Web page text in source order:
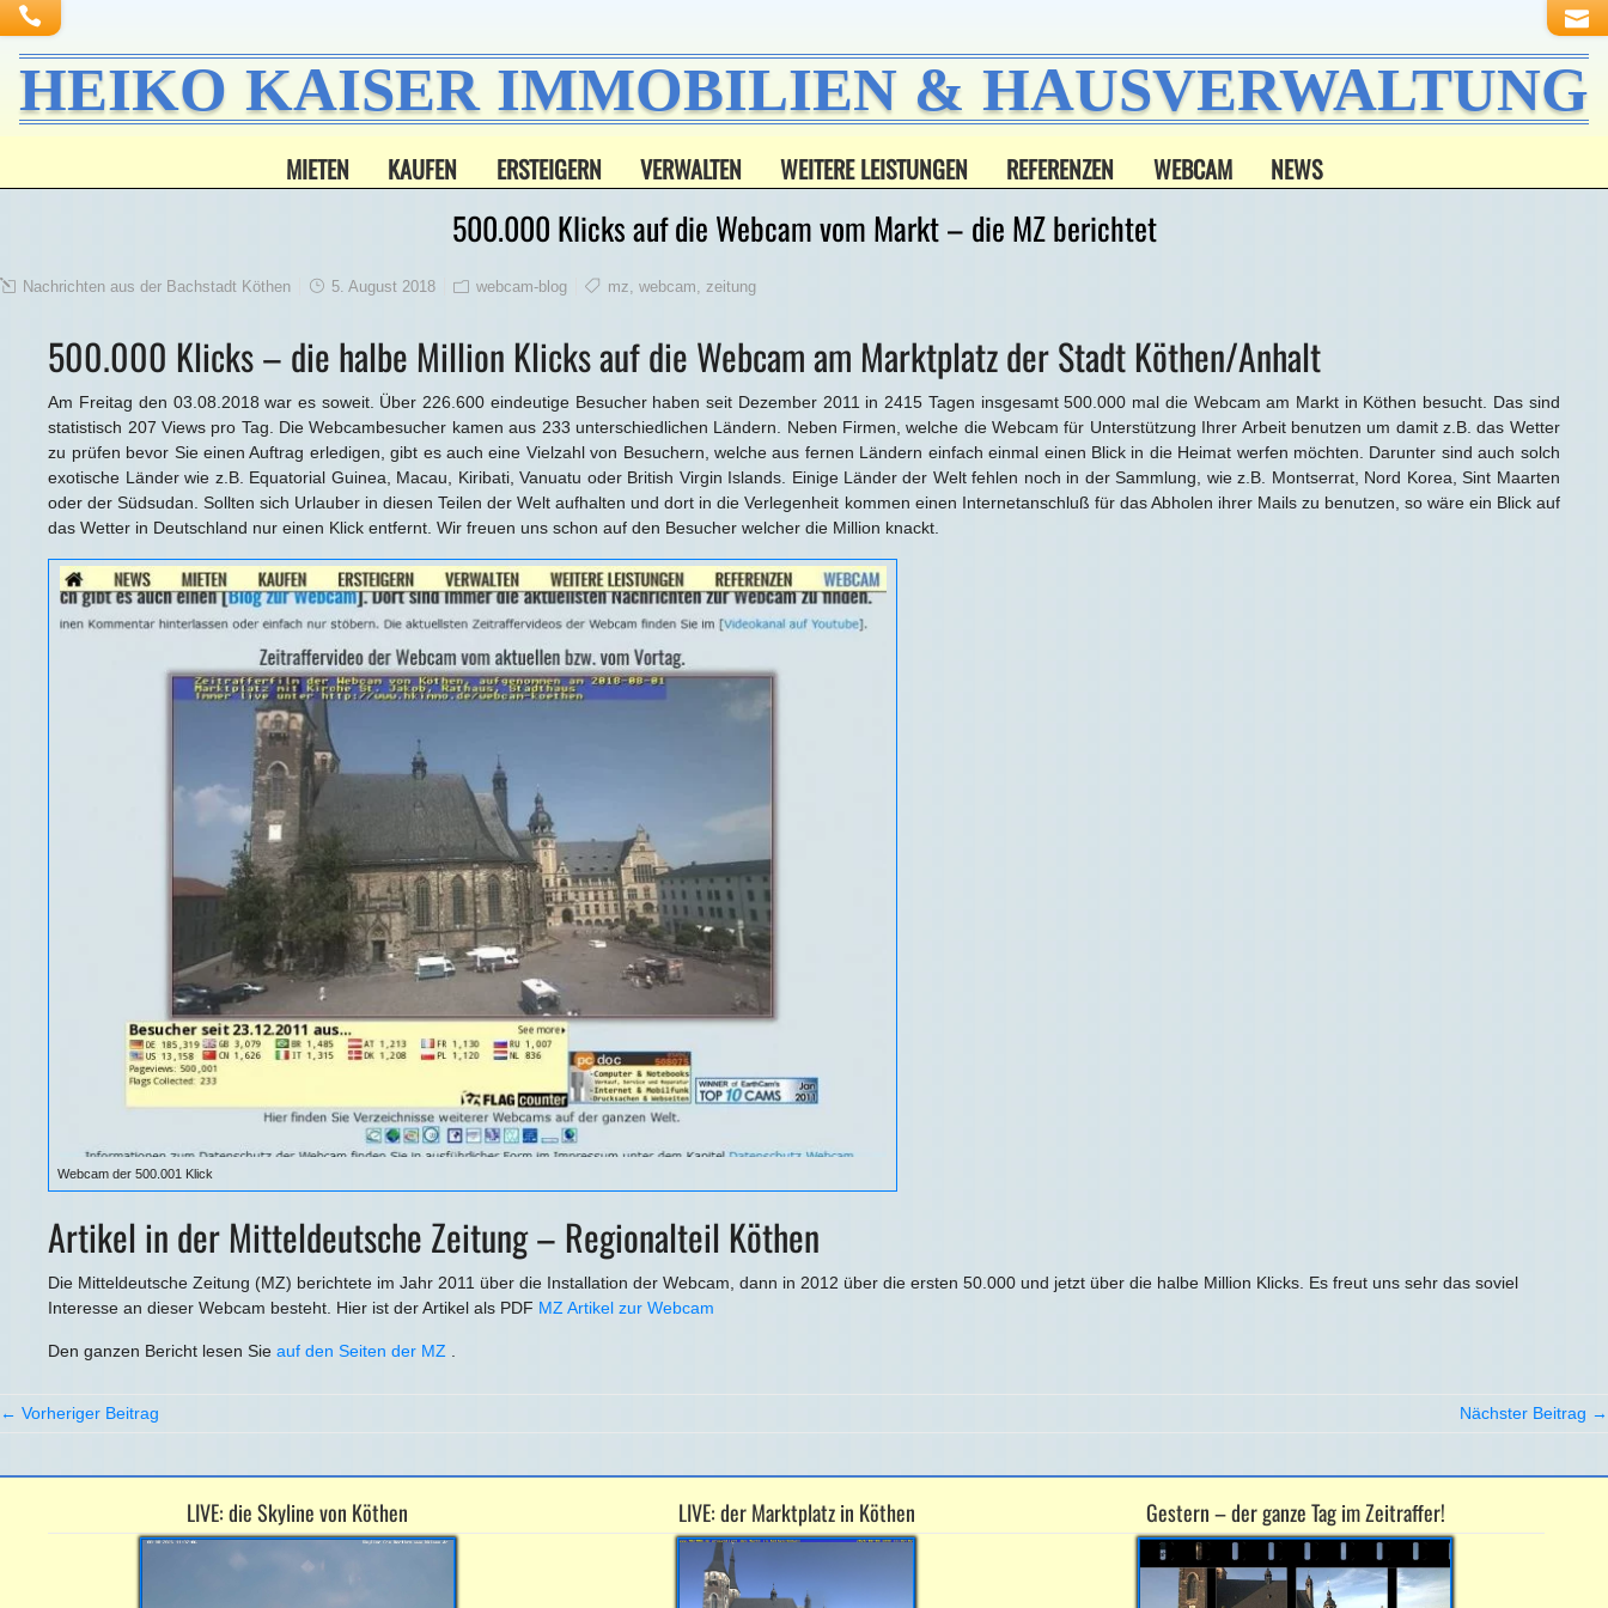
HEIKO KAISER IMMOBILIEN & HAUSVERWALTUNG
MIETEN KAUFEN ERSTEIGERN VERWALTEN WEITERE LEISTUNGEN REFERENZEN WEBCAM NEWS
500.000 Klicks auf die Webcam vom Markt – die MZ berichtet
Nachrichten aus der Bachstadt Köthen 5. August 2018 webcam-blog mz, webcam, zeitung
500.000 Klicks – die halbe Million Klicks auf die Webcam am Marktplatz der Stadt Köthen/Anhalt
Am Freitag den 03.08.2018 war es soweit. Über 226.600 eindeutige Besucher haben seit Dezember 2011 in 2415 Tagen insgesamt 500.000 mal die Webcam am Markt in Köthen besucht. Das sind
statistisch 207 Views pro Tag. Die Webcambesucher kamen aus 233 unterschiedlichen Ländern. Neben Firmen, welche die Webcam für Unterstützung Ihrer Arbeit benutzen um damit z.B. das Wetter
zu prüfen bevor Sie einen Auftrag erledigen, gibt es auch eine Vielzahl von Besuchern, welche aus fernen Ländern einfach einmal einen Blick in die Heimat werfen möchten. Darunter sind auch solch
exotische Länder wie z.B. Equatorial Guinea, Macau, Kiribati, Vanuatu oder British Virgin Islands. Einige Länder der Welt fehlen noch in der Sammlung, wie z.B. Montserrat, Nord Korea, Sint Maarten
oder der Südsudan. Sollten sich Urlauber in diesen Teilen der Welt aufhalten und dort in die Verlegenheit kommen einen Internetanschluß für das Abholen ihrer Mails zu benutzen, so wäre ein Blick auf
das Wetter in Deutschland nur einen Klick entfernt. Wir freuen uns schon auf den Besucher welcher die Million knackt.
Webcam der 500.001 Klick
Artikel in der Mitteldeutsche Zeitung – Regionalteil Köthen
Die Mitteldeutsche Zeitung (MZ) berichtete im Jahr 2011 über die Installation der Webcam, dann in 2012 über die ersten 50.000 und jetzt über die halbe Million Klicks. Es freut uns sehr das soviel
Interesse an dieser Webcam besteht. Hier ist der Artikel als PDF MZ Artikel zur Webcam
Den ganzen Bericht lesen Sieauf den Seiten der MZ
← Vorheriger Beitrag Nächster Beitrag →
LIVE: die Skyline von Köthen LIVE: der Marktplatz in Köthen Gestern – der ganze Tag im Zeitraffer!